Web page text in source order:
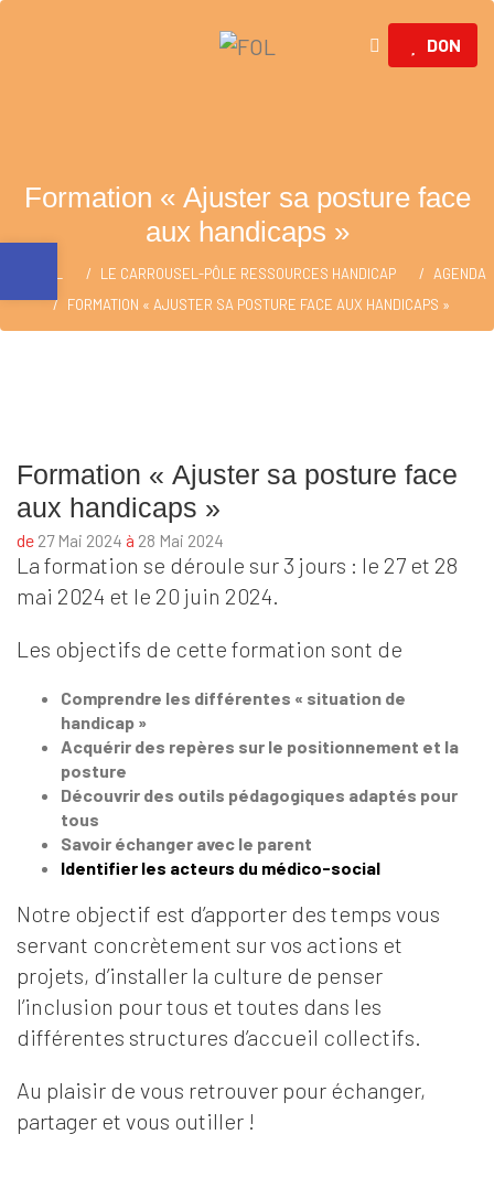
DON
Formation « Ajuster sa posture face
aux handicaps »
ACCUEIL LE CARROUSEL-PÔLE RESSOURCES HANDICAP
AGENDA
FORMATION « AJUSTER SA POSTURE FACE AUX HANDICAPS »
Formation « Ajuster sa posture face
aux handicaps »
de 27 Mai 2024 à 28 Mai 2024
La formation se déroule sur 3 jours : le 27 et 28
mai 2024 et le 20 juin 2024.
Les objectifs de cette formation sont de
Comprendre les différentes « situation de
handicap »
Acquérir des repères sur le positionnement et la
posture
Découvrir des outils pédagogiques adaptés pour
tous
Savoir échanger avec le parent
Identifier les acteurs du médico-social
Notre objectif est d’apporter des temps vous
servant concrètement sur vos actions et
projets, d’installer la culture de penser
l’inclusion pour tous et toutes dans les
différentes structures d’accueil collectifs.
Au plaisir de vous retrouver pour échanger,
partager et vous outiller !
Ouvrir la barre d’outils